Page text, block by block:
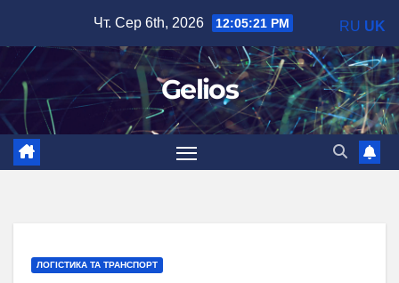
вмісту
Чт. Сер 6th, 2026 12:05:23 PM
Gelios
ЛОГІСТИКА ТА ТРАНСПОРТ
RU UK